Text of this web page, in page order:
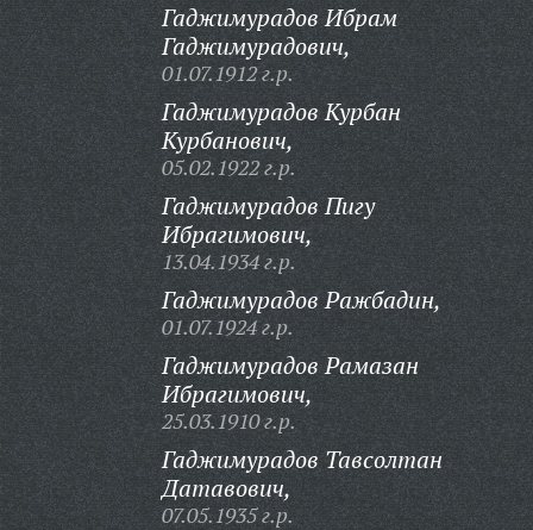
Гаджимурадов Ибрам
Гаджимурадович,
01.07.1912 г.р.
Гаджимурадов Курбан
Курбанович,
05.02.1922 г.р.
Гаджимурадов Пигу
Ибрагимович,
13.04.1934 г.р.
Гаджимурадов Ражбадин,
01.07.1924 г.р.
Гаджимурадов Рамазан
Ибрагимович,
25.03.1910 г.р.
Гаджимурадов Тавсолтан
Датавович,
07.05.1935 г.р.